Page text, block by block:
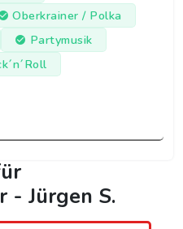
Oberkrainer / Polka
Partymusik
Jürgen S.